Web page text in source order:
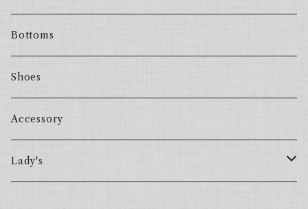
Bottoms
Shoes
Accessory
Lady's